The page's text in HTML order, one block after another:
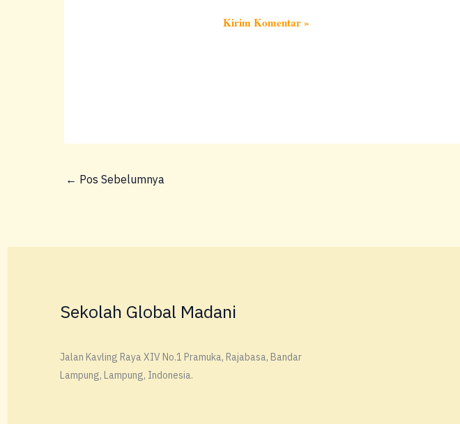
← Pos Sebelumnya
Sekolah Global Madani
Jalan Kavling Raya XIV No.1 Pramuka, Rajabasa, Bandar
Lampung, Lampung, Indonesia.